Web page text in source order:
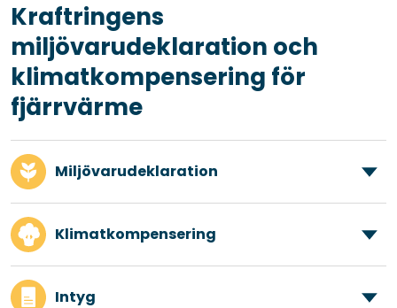
Kraftringens
miljövarudeklaration och
klimatkompensering för
fjärrvärme
Miljövarudeklaration
Klimatkompensering
Intyg